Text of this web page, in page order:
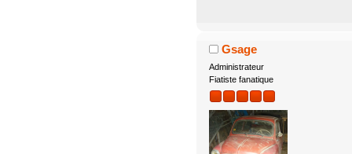
Gsage
Administrateur
Fiatiste fanatique